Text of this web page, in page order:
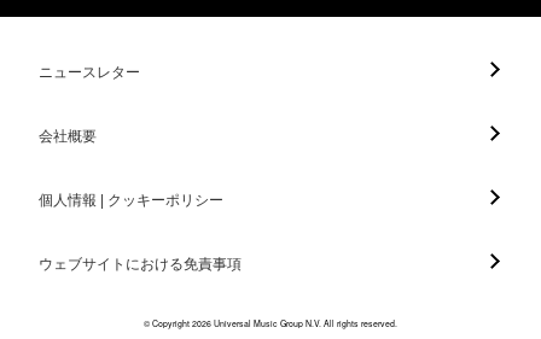
ニュースレター
会社概要
個人情報 | クッキーポリシー
ウェブサイトにおける免責事項
© Copyright 2026 Universal Music Group N.V. All rights reserved.